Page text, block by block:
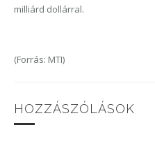
milliárd dollárral.
(Forrás: MTI)
HOZZÁSZÓLÁSOK